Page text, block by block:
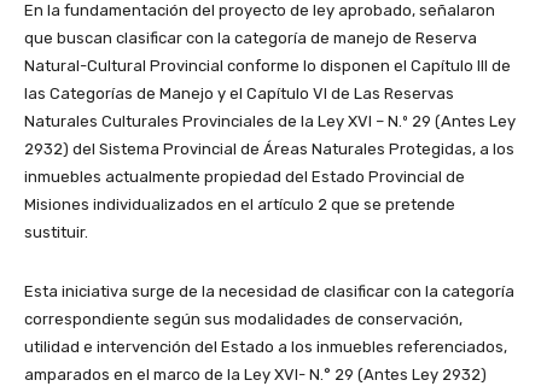
En la fundamentación del proyecto de ley aprobado, señalaron
que buscan clasificar con la categoría de manejo de Reserva
Natural-Cultural Provincial conforme lo disponen el Capítulo III de
las Categorías de Manejo y el Capítulo VI de Las Reservas
Naturales Culturales Provinciales de la Ley XVI – N.º 29 (Antes Ley
2932) del Sistema Provincial de Áreas Naturales Protegidas, a los
inmuebles actualmente propiedad del Estado Provincial de
Misiones individualizados en el artículo 2 que se pretende
sustituir.
Esta iniciativa surge de la necesidad de clasificar con la categoría
correspondiente según sus modalidades de conservación,
utilidad e intervención del Estado a los inmuebles referenciados,
amparados en el marco de la Ley XVI- N.° 29 (Antes Ley 2932)